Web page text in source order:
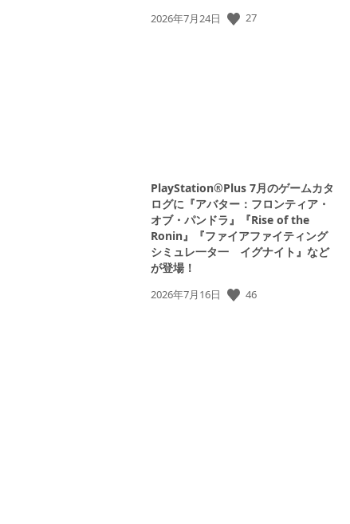
download
公
2026年7月24日 27
PlayStation®Plus 7月のゲームカタ
ログに『アバター：フロンティア・
オブ・パンドラ』『Rise of the
Ronin』『ファイアファイティング
シミュレ一タ一 イグナイト』など
が登場！
公
2026年7月16日 46